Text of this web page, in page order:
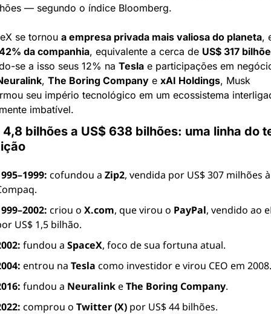
— segundo o índice Bloomberg.
se tornou a empresa privada mais valiosa do planeta,
da companhia, equivalente a cerca de US$ 317
se a isso seus 12% na Tesla e participações em
, The Boring Company e xAI Holdings, Musk
seu império tecnológico em um ecossistema
imbatível.
4,8 bilhões a US$ 638 bilhões: uma linha do
cofundou a Zip2, vendida por US$ 307 milhões à
criou o X.com, que virou o PayPal, vendido ao
US$ 1,5 bilhão.
fundou a SpaceX, foco de sua fortuna atual.
entrou na Tesla como investidor e virou CEO em 2008.
fundou a Neuralink e The Boring Company.
comprou o Twitter (X) por US$ 44 bilhões.